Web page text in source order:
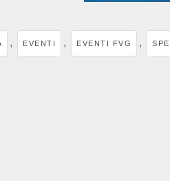
, EVENTI , EVENTI FVG ,